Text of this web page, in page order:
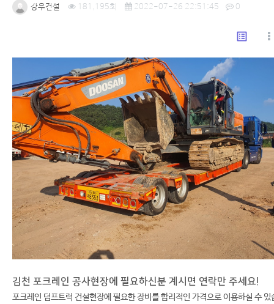
강우건설 181,195회 2022-07-26 22:51:45 0
list_alt
김천 포크레인 공사현장에 필요하신분 계시면 연락만 주세요!
포크레인 덤프트럭 건설현장에 필요한 장비를 합리적인 가격으로 이용하실 수 있